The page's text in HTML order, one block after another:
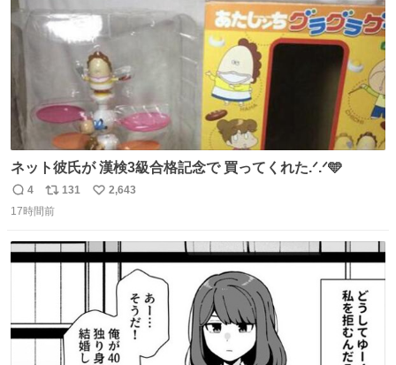
ネット彼氏が 漢検3級合格記念で 買ってくれた.ᐟ.ᐟ🩵
返
信
4
リ
ポ
ト
131
い
数
2,643
17時間前